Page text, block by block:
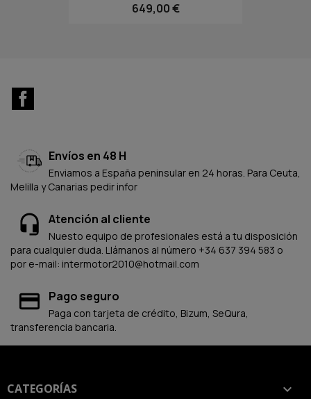
649,00 €
Envíos en 48 H
Enviamos a España peninsular en 24 horas. Para Ceuta,
Melilla y Canarias pedir infor
Atención al cliente
Nuesto equipo de profesionales está a tu disposición
para cualquier duda. Llámanos al número +34 637 394 583 o
por e-mail: intermotor2010@hotmail.com
Pago seguro
Paga con tarjeta de crédito, Bizum, SeQura,
transferencia bancaria.
CATEGORÍAS 